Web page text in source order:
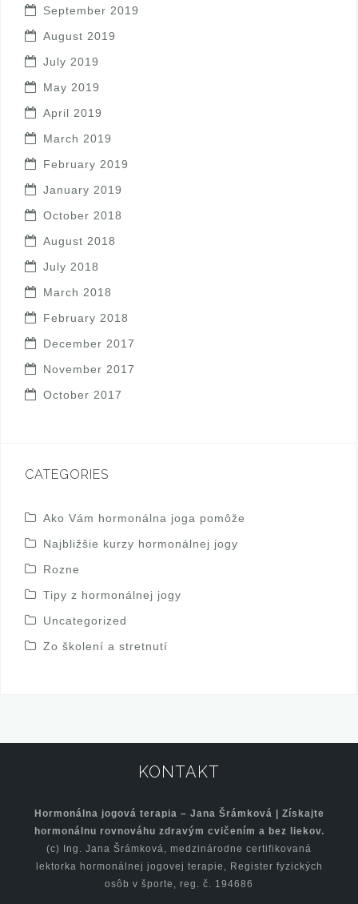
September 2019
August 2019
July 2019
May 2019
April 2019
March 2019
February 2019
January 2019
October 2018
August 2018
July 2018
March 2018
February 2018
December 2017
November 2017
October 2017
CATEGORIES
Ako Vám hormonálna joga pomôže
Najbližšie kurzy hormonálnej jogy
Rozne
Tipy z hormonálnej jogy
Uncategorized
Zo školení a stretnutí
KONTAKT
Hormonálna jogová terapia – Jana Šrámková | Získajte
hormonálnu rovnováhu zdravým cvičením a bez liekov.
(c) Ing. Jana Šrámková, medzinárodne certifikovaná
lektorka hormonálnej jogovej terapie, Register fyzických
osôb v športe, reg. č. 194686